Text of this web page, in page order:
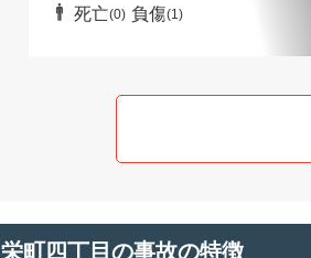
死亡(0) 負傷(1)
栄町四丁目の事故の特徴